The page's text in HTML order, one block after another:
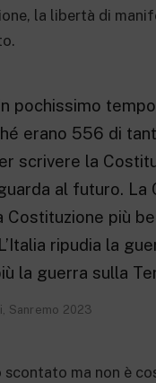
la libertà di
pochissimo
erano 556 di
scrivere la
al futuro. La
Costituzione più
ripudia la
la guerra sulla
Sanremo 2023
ma non è